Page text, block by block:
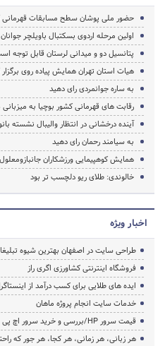
حضور ملی پوشان سطح مسابقات قهرمانی
اولین مرحله اردوی بسکتبال باویلچر جوانان زیر
پتانسیل دو و میدانی لرستان قابل توجه
هیات استان تهران همایش پیاده روی برگزار
به ساره جوانمردی رای دهید
رقابت های قهرمانی کشور بوچیا به
آینده درخشانی در انتظار والیبال نشسته
به سیامند رحمان رای دهید
همایش کوهپیمایی ورزشکاران
خالوندی: طلای ریو دلچسب تر بود
اخبار ویژه
طراحی سایت در اصفهان بهترین شیوه
فروشگاه اینترنتی کشاورزی اگری راز
ایده های طلایی برای کسب درآمد از
خدمات سایت انجام پروژه ماهان
قیمت سرور HP/بررسی و خرید سرور اچ پی
هر زبانی، هر زمانی، هر کجا، هر جور که